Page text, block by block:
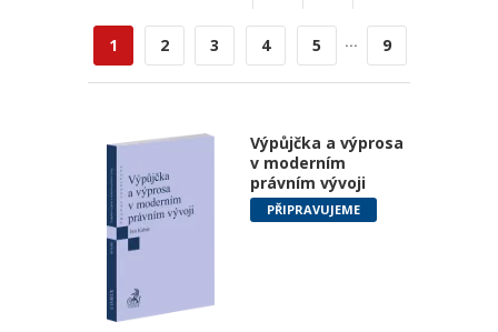
1 2 3 4 5 ... 9
Výpůjčka a výprosa
v moderním
právním vývoji
PŘIPRAVUJEME